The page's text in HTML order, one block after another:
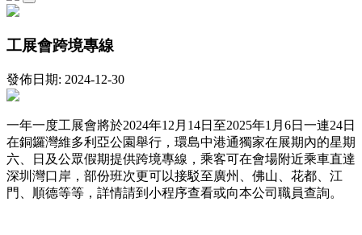
工展會跨境專線
發佈日期: 2024-12-30
一年一度工展會將於2024年12月14日至2025年1月6日一連24日
在銅鑼灣維多利亞公園舉行，環島中港通獨家在展期內的星期
六、日及公眾假期提供跨境專線，乘客可在會場附近乘車直達
深圳灣口岸，部份班次更可以接駁至廣州、佛山、花都、江
門、順德等等，詳情請到小程序查看或向本公司職員查詢。